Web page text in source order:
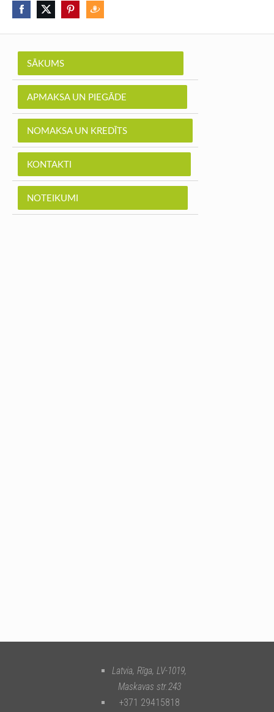
SĀKUMS
APMAKSA UN PIEGĀDE
NOMAKSA UN KREDĪTS
KONTAKTI
NOTEIKUMI
Latvia, Rīga, LV-1019,
Maskavas str.243
+371 29415818